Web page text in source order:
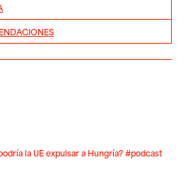
la UE expulsar a Hungría? #podcast